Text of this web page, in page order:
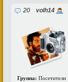
20 volh14
Группа: Посетители